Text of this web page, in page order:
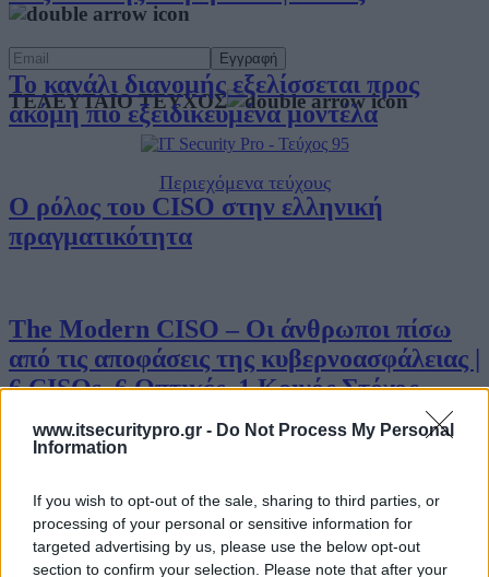
www.itsecuritypro.gr - Do Not Process My Personal
Information
If you wish to opt-out of the sale, sharing to third parties, or
processing of your personal or sensitive information for
targeted advertising by us, please use the below opt-out
section to confirm your selection. Please note that after your
Το κανάλι διανομής εξελίσσεται προς
ακόμη πιο εξειδικευμένα μοντέλα
Ο ρόλος του CISO στην ελληνική
πραγματικότητα
The Modern CISO – Οι άνθρωποι πίσω
από τις αποφάσεις της κυβερνοασφάλειας |
6 CISOs, 6 Οπτικές, 1 Κοινός Στόχος
μετά τη NIS2 – Τι πρέπει να γνωρίζει ο
CISO
ΤΕΛΕΥΤΑΙΟ ΤΕΥΧΟΣ
Περιεχόμενα τεύχους
Business IT